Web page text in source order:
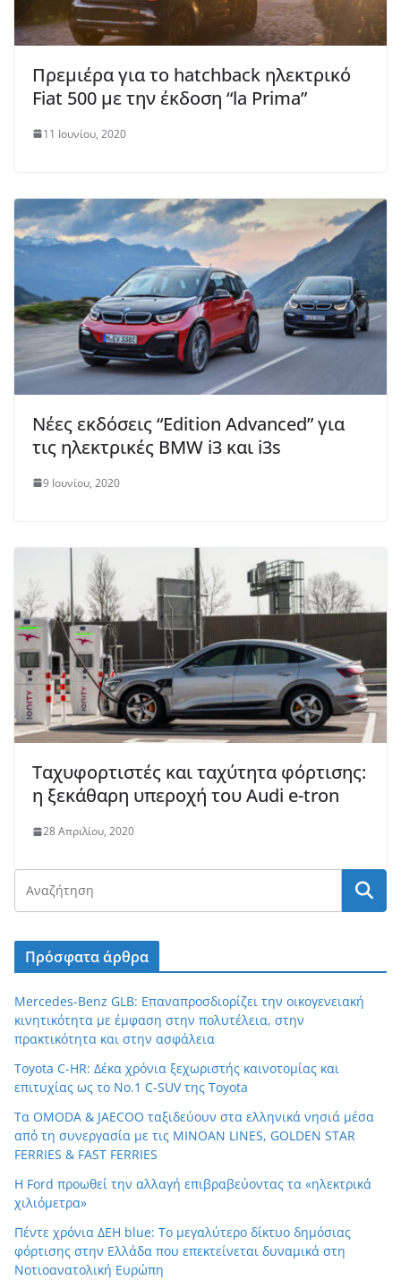
Πρεμιέρα για το hatchback ηλεκτρικό
Fiat 500 με την έκδοση “la Prima”
11 Ιουνίου, 2020
Νέες εκδόσεις “Edition Advanced” για
τις ηλεκτρικές BMW i3 και i3s
9 Ιουνίου, 2020
Ταχυφορτιστές και ταχύτητα φόρτισης:
η ξεκάθαρη υπεροχή του Audi e-tron
28 Απριλίου, 2020
Πρόσφατα άρθρα
Mercedes-Benz GLB: Επαναπροσδιορίζει την οικογενειακή
κινητικότητα με έμφαση στην πολυτέλεια, στην
πρακτικότητα και στην ασφάλεια
Toyota C-HR: Δέκα χρόνια ξεχωριστής καινοτομίας και
επιτυχίας ως το Νο.1 C-SUV της Toyota
Τα OMODA & JAECOO ταξιδεύουν στα ελληνικά νησιά μέσα
από τη συνεργασία με τις MINOAN LINES, GOLDEN STAR
FERRIES & FAST FERRIES
Η Ford προωθεί την αλλαγή επιβραβεύοντας τα «ηλεκτρικά
χιλιόμετρα»
Πέντε χρόνια ΔΕΗ blue: Το μεγαλύτερο δίκτυο δημόσιας
φόρτισης στην Ελλάδα που επεκτείνεται δυναμικά στη
Νοτιοανατολική Ευρώπη